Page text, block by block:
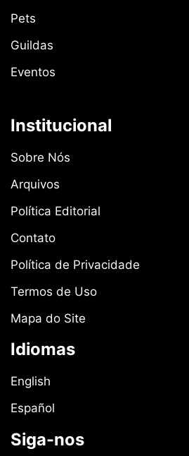
Pets
Guildas
Eventos
Institucional
Sobre Nós
Arquivos
Política Editorial
Contato
Política de Privacidade
Termos de Uso
Mapa do Site
Idiomas
English
Español
Siga-nos